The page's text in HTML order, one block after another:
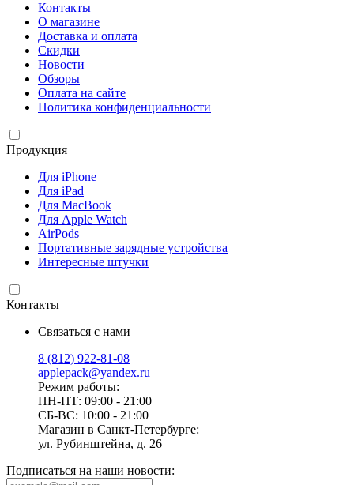
Контакты
О магазине
Доставка и оплата
Скидки
Новости
Обзоры
Оплата на сайте
Политика конфиденциальности
Продукция
Для iPhone
Для iPad
Для MacBook
Для Apple Watch
AirPods
Портативные зарядные устройства
Интересные штучки
Контакты
Связаться с нами
8 (812) 922-81-08
applepack@yandex.ru
Режим работы:
ПН-ПТ: 09:00 - 21:00
СБ-ВС: 10:00 - 21:00
Магазин в Санкт-Петербурге:
ул. Рубинштейна, д. 26
Подписаться на наши новости: